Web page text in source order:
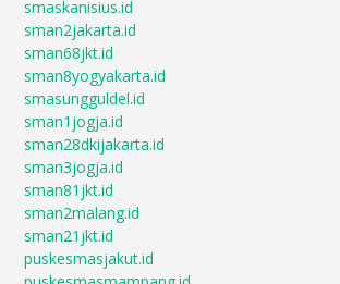
smaskanisius.id
sman2jakarta.id
sman68jkt.id
sman8yogyakarta.id
smasungguldel.id
sman1jogja.id
sman28dkijakarta.id
sman3jogja.id
sman81jkt.id
sman2malang.id
sman21jkt.id
puskesmasjakut.id